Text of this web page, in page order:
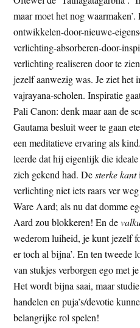
maar moet het nog
ontwikkelen-door-nieuwe-
verlichting-absorberen-door-
verlichting realiseren door te
jezelf aanwezig was. Je ziet het
vajrayana-scholen. Inspiratie
Pali Canon: denk maar aan de
Gautama besluit weer te gaan
een meditatieve ervaring als
leerde dat hij eigenlijk die
zich gekend had. Desterke kant
verlichting niet iets raars ver
Ware Aard; als nu dat domme
Aard zou blokkeren! En de
wederom luiheid, je kunt jezelf
er toch al bijna’. En ten tweede
van stukjes verborgen ego met
Het wordt bijna saai, maar
handelen en puja’s/devotie
belangrijke rol spelen!